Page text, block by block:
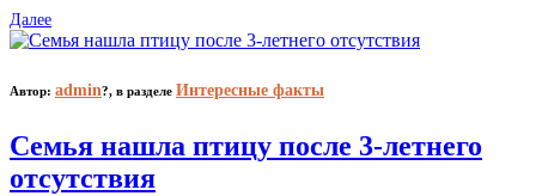
Далее
Автор: admin?, в разделе Интересные факты
Семья нашла птицу после 3-летнего
отсутствия